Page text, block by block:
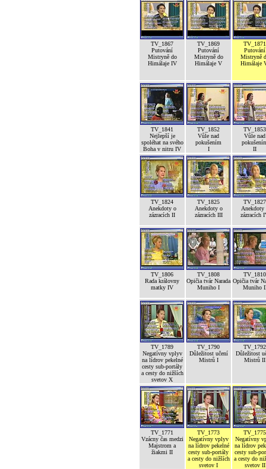
TV_1867
Putování
Mistryně do
Himálaje IV
TV_1869
Putování
Mistryně do
Himálaje V
TV_1871
Putování
Mistryně
Himálaje
TV_1841
Nejlepší je
spoléhat na svého
Boha v nitru IV
TV_1852
Vůle nad
pokušením
I
TV_1853
Vůle nad
II
TV_1824
Anekdoty o
zázracích II
TV_1825
Anekdoty o
zázracích III
TV_1827
Anekdoty
zázracích
TV_1806
Rada královny
matky IV
TV_1808
Opičia tvár Narada
Muniho I
TV_1810
Opičia tvár
Muniho
TV_1789
Negatívny vplyv
na lídrov pekelné
cesty sub-portály
a cesty do nižších
svetov X
TV_1790
Důležitost učení
Mistrů I
TV_1792
Důležitost
Mistrů II
TV_1771
Vzácny čas medzi
Majstrom a
žiakmi II
TV_1773
Negatívny vplyv
na lídrov pekelné
cesty sub-portály
a cesty do nižších
svetov I
TV_1775
Negatívny
na lídrov
cesty sub-
a cesty do
svetov II